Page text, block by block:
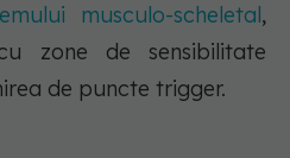
musculo-scheletal,
zone de sensibilitate
de puncte trigger.